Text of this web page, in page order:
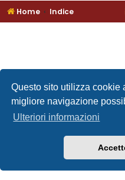
Questo sito utilizza cookie
migliore navigazione
Ulteriori informazioni
Home Indice